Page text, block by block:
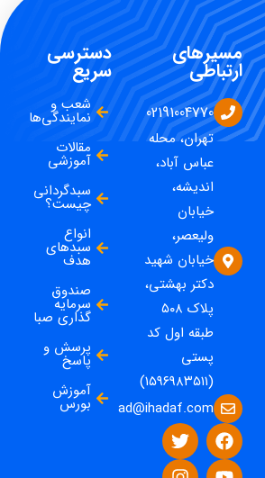
مسیرهای
ارتباطی
02191004770
تهران، محله
عباس آباد،
اندیشه،
خیابان
ولیعصر،
خیابان شهید
دکتر بهشتی،
پلاک ۵۰۸
طبقه اول کد
پستی
(۱۵۹۶۹۸۳۵۱۱)
ad@ihadaf.com
دسترسی
سریع
شعب و
نمایندگی‌ها
مقالات
آموزشی
سبدگردانی
چیست؟
انواع
سبدهای
هدف
صندوق
سرمایه
گذاری صبا
پرسش و
پاسخ
آموزش
بورس